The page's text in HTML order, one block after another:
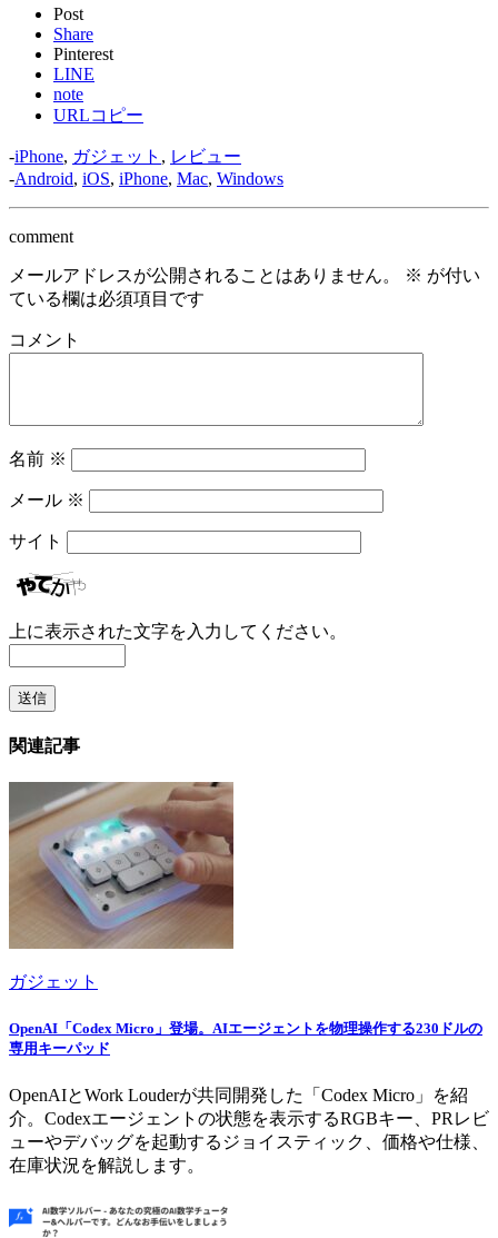
Post
Share
Pinterest
LINE
note
URLコピー
-iPhone, ガジェット , レビュー
-Android, iOS, iPhone, Mac, Windows
comment
メールアドレスが公開されることはありません。 ※ が付い
ている欄は必須項目です
コメント
名前 ※
メール ※
サイト
上に表示された文字を入力してください。
関連記事
ガジェット
OpenAI「Codex Micro」登場。AIエージェントを物理操作する230ドルの
専用キーパッド
OpenAIとWork Louderが共同開発した「Codex Micro」を紹
介。Codexエージェントの状態を表示するRGBキー、PRレビ
ューやデバッグを起動するジョイスティック、価格や仕様、
在庫状況を解説します。